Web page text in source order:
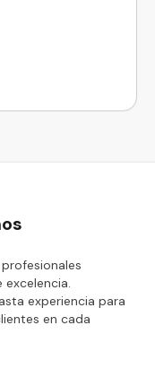
experiencia para
en cada